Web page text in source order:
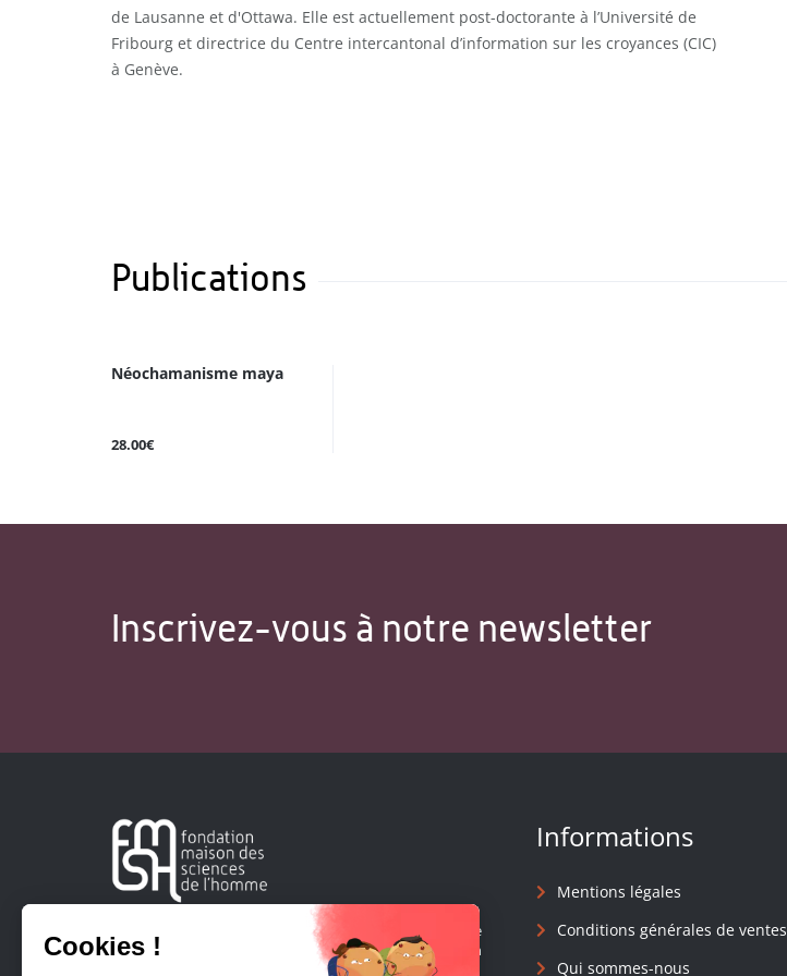
de Lausanne et d'Ottawa. Elle est actuellement post-doctorante à l’Université de
Fribourg et directrice du Centre intercantonal d’information sur les croyances (CIC)
à Genève.
Publications
Néochamanisme maya
28.00€
Inscrivez-vous à notre newsletter
Créée en 1963, la Fondation Maison Sciences de l'Homme
soutient la recherche et la diffusion des connaissances en
Informations
Mentions légales
Conditions générales de ventes
Qui sommes-nous